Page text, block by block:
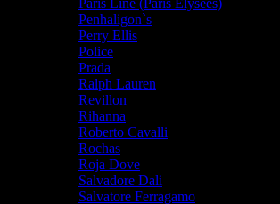
Penhaligon`s
Perry Ellis
Police
Prada
Ralph Lauren
Revillon
Rihanna
Roberto Cavalli
Rochas
Roja Dove
Salvadore Dali
Salvatore Ferragamo